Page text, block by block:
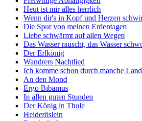
Heut ist mir alles herrlich
Wenn dir's in Kopf und Herzen
Die Spur von meinen Erdentagen
Liebe schwärmt auf allen Wegen
Das Wasser rauscht, das Wasser
Der Erlkönig
Wandrers Nachtlied
Ich komme schon durch manche Land
An den Mond
Ergo Bibamus
In allen guten Stunden
Der König in Thule
Heideröslein